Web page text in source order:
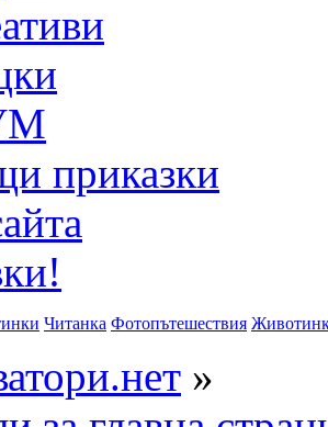
приказки
Читанка Фотопътешествия
»